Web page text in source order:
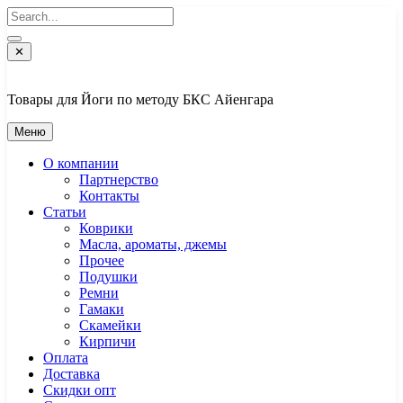
Перейти
к
содержимому
✕
Товары для Йоги по методу БКС Айенгара
Меню
О компании
Партнерство
Контакты
Статьи
Коврики
Масла, ароматы, джемы
Прочее
Подушки
Ремни
Гамаки
Скамейки
Кирпичи
Оплата
Доставка
Скидки опт